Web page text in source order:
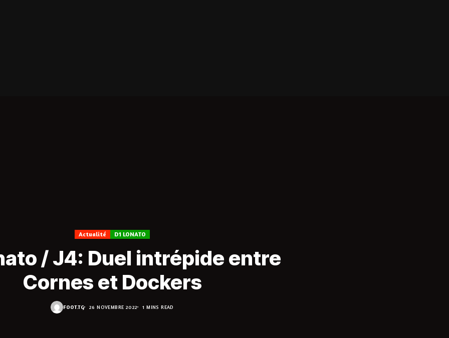
Actualité D1 LONATO
/ J4: Duel intrépide entre
Cornes et Dockers
FOOT.TG 26 NOVEMBRE 2022 1 MINS READ